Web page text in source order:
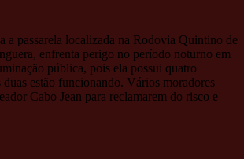
a passarela localizada na Rodovia Quintino de
enfrenta perigo no período noturno em
pública, pois ela possui quatro
duas estão funcionando. Vários moradores
Cabo Jean para reclamarem do risco e